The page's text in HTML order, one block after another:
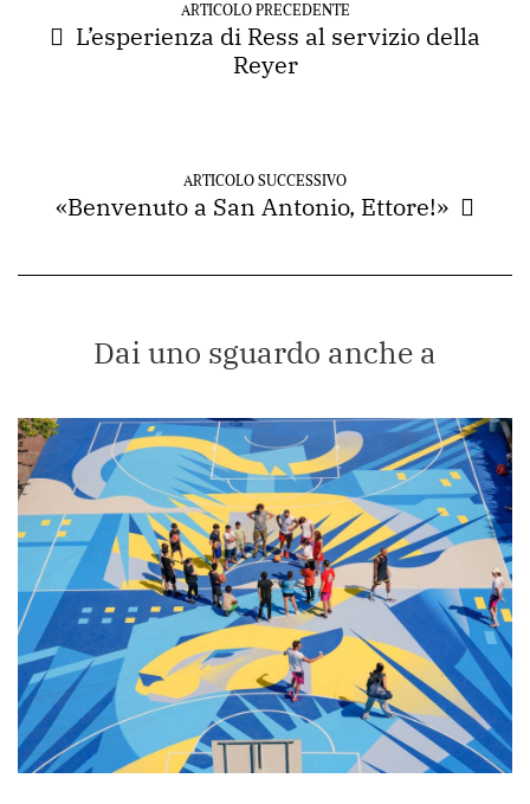
ARTICOLO PRECEDENTE
L’esperienza di Ress al servizio della
Reyer
ARTICOLO SUCCESSIVO
«Benvenuto a San Antonio, Ettore!»
Dai uno sguardo anche a